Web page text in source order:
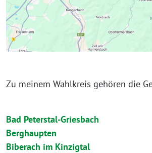
Zu meinem Wahlkreis gehören die
Bad Peterstal-Griesbach
Berghaupten
Biberach im Kinzigtal